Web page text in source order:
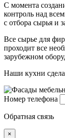
С момента
контроль над
с отбора сырья и
Все сырье для
проходит все
зарубежном
Наши кухни
Номер телефона
Обратная связь
×